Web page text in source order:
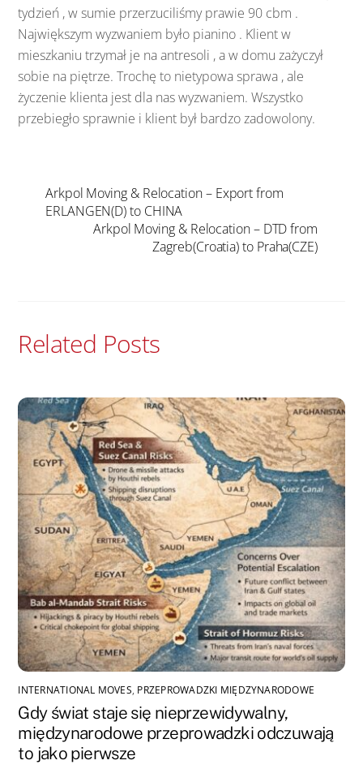
tydzień , w sumie przerzuciliśmy prawie 90 cbm .
Największym wyzwaniem było pianino . Klient w
mieszkaniu trzymał je na antresoli , a w domu zażyczył
sobie na piętrze. Trochę to nietypowa sprawa , ale
życzenie klienta jest dla nas wyzwaniem. Wszystko
przebiegło sprawnie i klient był bardzo zadowolony.
Arkpol Moving & Relocation – Export from
ERLANGEN(D) to CHINA
Arkpol Moving & Relocation – DTD from
Zagreb(Croatia) to Praha(CZE)
Related Posts
INTERNATIONAL MOVES, PRZEPROWADZKI MIĘDZYNARODOWE
Gdy świat staje się nieprzewidywalny,
międzynarodowe przeprowadzki odczuwają
to jako pierwsze